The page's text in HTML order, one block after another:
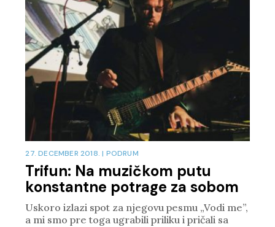
Trifun: Na muzičkom putu
konstantne potrage za sobom
27. DECEMBER 2018. | PODRUM
Uskoro izlazi spot za njegovu pesmu „Vodi me”,
a mi smo pre toga ugrabili priliku i pričali sa